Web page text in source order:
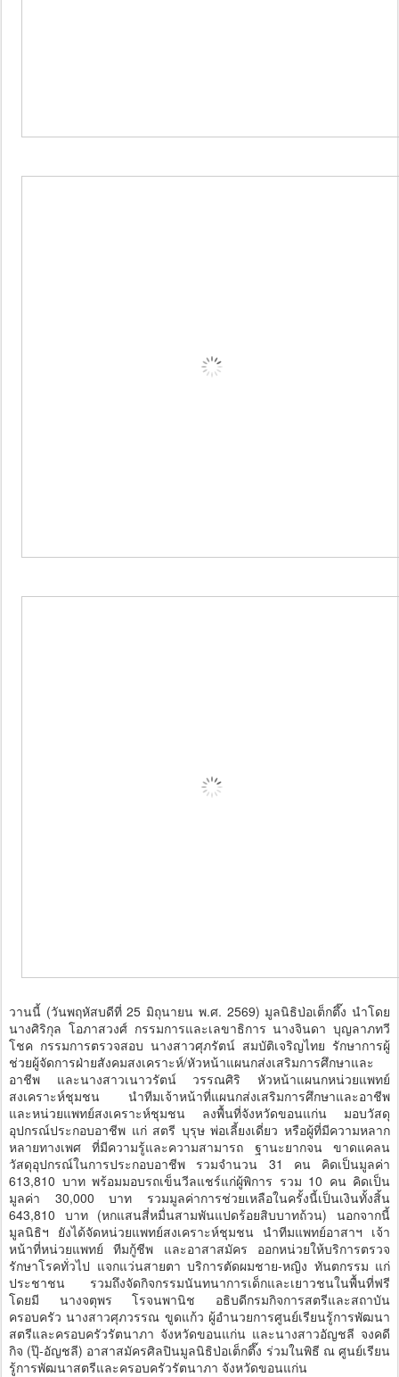
วานนี้ (วันพฤหัสบดีที่ 25 มิถุนายน พ.ศ. 2569) มูลนิธิป่อเต็กตึ๊ง นำโดย
นางศิริกุล โอภาสวงศ์ กรรมการและเลขาธิการ นางจินดา บุญลาภทวี
โชค กรรมการตรวจสอบ นางสาวศุภรัตน์ สมบัติเจริญไทย รักษาการผู้
ช่วยผู้จัดการฝ่ายสังคมสงเคราะห์/หัวหน้าแผนกส่งเสริมการศึกษาและ
อาชีพ และนางสาวเนาวรัตน์ วรรณศิริ หัวหน้าแผนกหน่วยแพทย์
สงเคราะห์ชุมชน นำทีมเจ้าหน้าที่แผนกส่งเสริมการศึกษาและอาชีพ
และหน่วยแพทย์สงเคราะห์ชุมชน ลงพื้นที่จังหวัดขอนแก่น มอบวัสดุ
อุปกรณ์ประกอบอาชีพ แก่ สตรี บุรุษ พ่อเลี้ยงเดี่ยว หรือผู้ที่มีความหลาก
หลายทางเพศ ที่มีความรู้และความสามารถ ฐานะยากจน ขาดแคลน
วัสดุอุปกรณ์ในการประกอบอาชีพ รวมจำนวน 31 คน คิดเป็นมูลค่า
613,810 บาท พร้อมมอบรถเข็นวีลแชร์แก่ผู้พิการ รวม 10 คน คิดเป็น
มูลค่า 30,000 บาท รวมมูลค่าการช่วยเหลือในครั้งนี้เป็นเงินทั้งสิ้น
643,810 บาท (หกแสนสี่หมื่นสามพันแปดร้อยสิบบาทถ้วน) นอกจากนี้
มูลนิธิฯ ยังได้จัดหน่วยแพทย์สงเคราะห์ชุมชน นำทีมแพทย์อาสาฯ เจ้า
หน้าที่หน่วยแพทย์ ทีมกู้ชีพ และอาสาสมัคร ออกหน่วยให้บริการตรวจ
รักษาโรคทั่วไป แจกแว่นสายตา บริการตัดผมชาย-หญิง ทันตกรรม แก่
ประชาชน รวมถึงจัดกิจกรรมนันทนาการเด็กและเยาวชนในพื้นที่ฟรี
โดยมี นางจตุพร โรจนพานิช อธิบดีกรมกิจการสตรีและสถาบัน
ครอบครัว นางสาวศุภวรรณ ขูดแก้ว ผู้อำนวยการศูนย์เรียนรู้การพัฒนา
สตรีและครอบครัวรัตนาภา จังหวัดขอนแก่น และนางสาวอัญชลี จงคดี
กิจ (ปุ๊-อัญชลี) อาสาสมัครศิลปินมูลนิธิป่อเต็กตึ๊ง ร่วมในพิธี ณ ศูนย์เรียน
รู้การพัฒนาสตรีและครอบครัวรัตนาภา จังหวัดขอนแก่น